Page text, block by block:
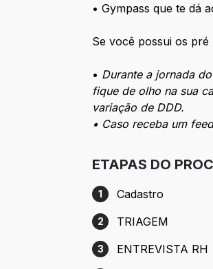
• Gympass que te dá
Se você possui os pré
• Durante a jornada
fique de olho na sua
variação de DDD.
• Caso receba um
ETAPAS DO
Etapa 1: Cadastro
1 Cadastro
Etapa 2: TRIAGEM
2 TRIAGEM
Etapa 3: ENTREVISTA
3 ENTREVISTA RH